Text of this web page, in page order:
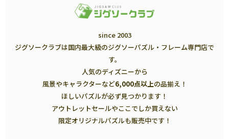
since 2003
ジグソークラブは国内最大級のジグソーパズル・フレーム専門店で
す。
人気のディズニーから
風景やキャラクターなど6,000点以上の品揃え！
ほしいパズルが必ず見つかります！
アウトレットセールやここでしか買えない
限定オリジナルパズルも販売中です！